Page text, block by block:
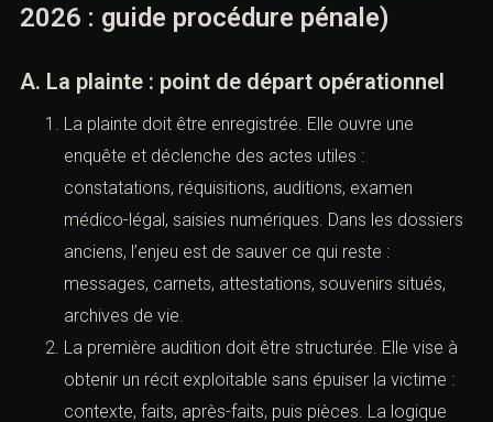
signalement, enquête
(Tsunami des infractions sexuelles
2026 : guide procédure pénale)
A. La plainte : point de départ opérationnel
La plainte doit être enregistrée. Elle ouvre une
enquête et déclenche des actes utiles :
constatations, réquisitions, auditions, examen
médico-légal, saisies numériques. Dans les